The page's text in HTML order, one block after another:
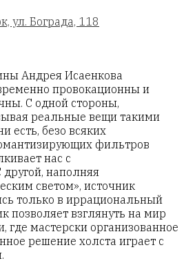
ул. Бограда, 118
Андрея Исаенкова
провокационны и
С одной стороны,
реальные вещи такими
есть, безо всяких
фильтров
нас с
другой, наполняя
светом», источник
только в иррациональный
позволяет взглянуть на мир
где мастерски организованное
решение холста играет с